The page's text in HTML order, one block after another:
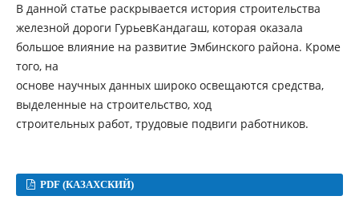
В данной статье раскрывается история строительства
железной дороги ГурьевКандагаш, которая оказала
большое влияние на развитие Эмбинского района. Кроме
того, на
основе научных данных широко освещаются средства,
выделенные на строительство, ход
строительных работ, трудовые подвиги работников.
PDF (КАЗАХСКИЙ)